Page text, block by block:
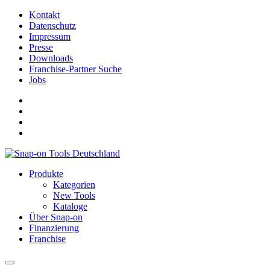
Kontakt
Datenschutz
Impressum
Presse
Downloads
Franchise-Partner Suche
Jobs
Produkte
Kategorien
New Tools
Kataloge
Über Snap-on
Finanzierung
Franchise